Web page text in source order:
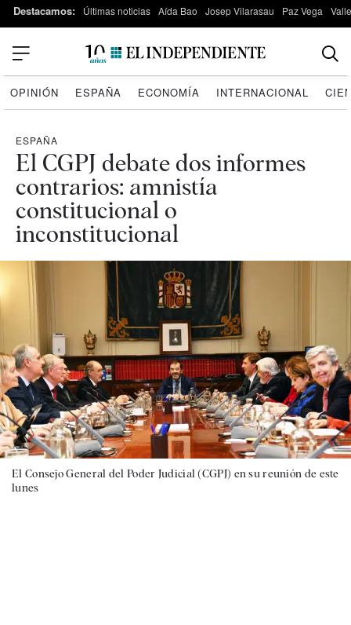
Destacamos: Últimas noticias Aída Bao Josep Vilarasau Paz Vega
OPINIÓN ESPAÑA ECONOMÍA INTERNACIONAL
ESPAÑA
El CGPJ debate dos informes
contrarios: amnistía
constitucional o
inconstitucional
El Consejo General del Poder Judicial (CGPJ) en su reunión de este
lunes